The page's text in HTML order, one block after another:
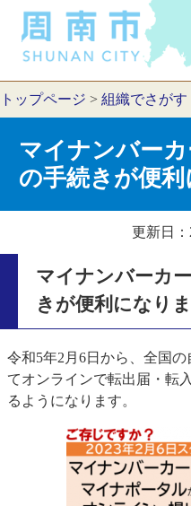
トップページ > 組織でさがす
マイナンバー
の手続きが便
更新日
マイナンバーカ
きが便利になり
令和5年2月6日から、全国
てオンラインで転出届・転
るようになります。